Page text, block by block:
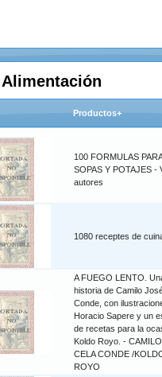
Productos+
100 FORMULAS PARA
SOPAS Y POTAJES -
autores
1080 receptes de
A FUEGO LENTO.
historia de Camilo
Conde, con
Horacio Sapere y un
de recetas para la
Koldo Royo. -
CELA CONDE /
ROYO